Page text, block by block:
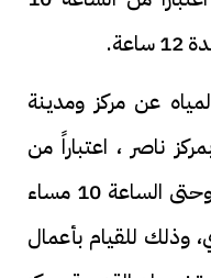
عن مركز ومدينة
ناصر ، اعتباراً من
الساعة 10 صباح اليوم السبت وحتى الساعة 10 مساء
أبريل الجاري، وذلك للقيام بأعمال